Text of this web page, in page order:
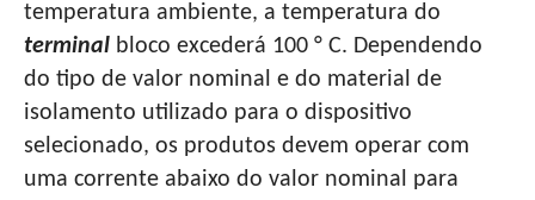
temperatura ambiente, a temperatura do
terminal bloco excederá 100 ° C. Dependendo
do tipo de valor nominal e do material de
isolamento utilizado para o dispositivo
selecionado, os produtos devem operar com
uma corrente abaixo do valor nominal para